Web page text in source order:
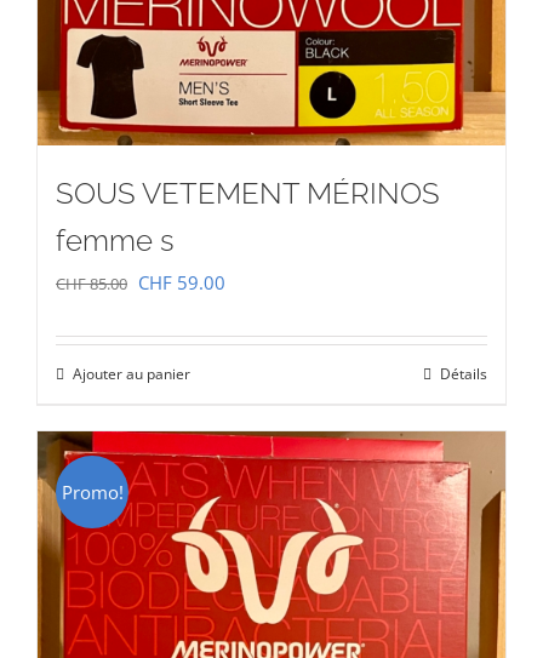
SOUS VETEMENT MÉRINOS
femme s
CHF85.00 Le
initial
était :
CHF 85.00.
CHF 59.00
actuel
CHF 59.00.
Ajouter au panier Détails
Promo!